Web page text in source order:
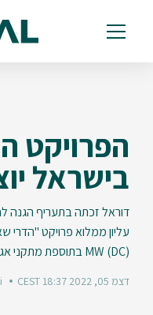
הפרויקט
בישראל
דוראל זכתה בתעריף הגנה
MW (DC) בתוספת מתקני אגירת אנרגיה
דצמ 05, 2022 18:37 CEST